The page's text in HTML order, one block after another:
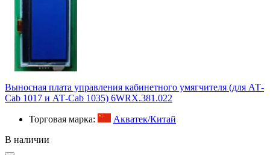
Выносная плата управления кабинетного умягчителя (для АТ-
Cab 1017 и АТ-Cab 1035) 6WRX.381.022
Торговая марка:
Акватек/Китай
В наличии